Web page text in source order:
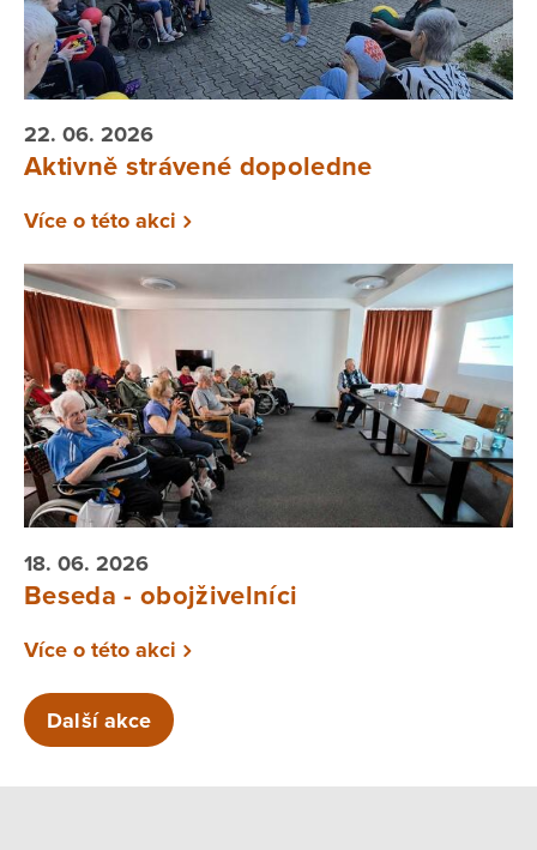
22. 06. 2026
Aktivně strávené dopoledne
Více o této akci
18. 06. 2026
Beseda - obojživelníci
Více o této akci
Další akce